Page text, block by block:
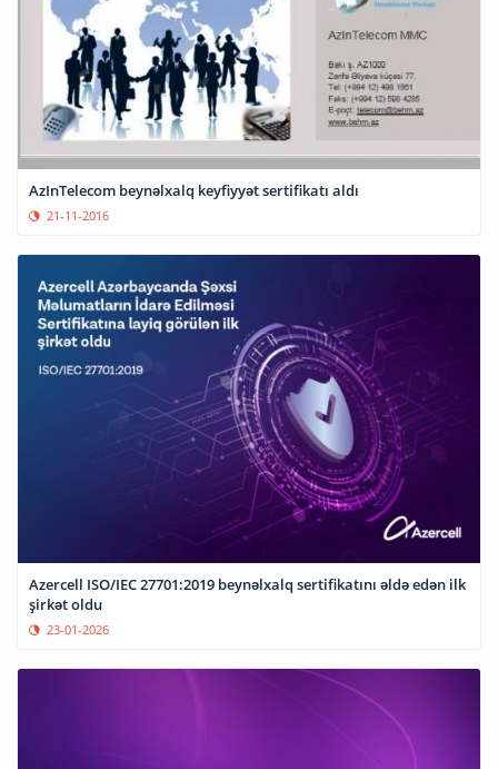
AzInTelecom beynəlxalq keyfiyyət sertifikatı aldı
21-11-2016
Azercell ISO/IEC 27701:2019 beynəlxalq sertifikatını əldə edən ilk
şirkət oldu
23-01-2026